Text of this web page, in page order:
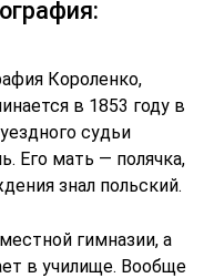
Короленко,
в 1853 году в
судьи
Его мать — полячка,
знал польский.
гимназии, а
в училище. Вообще